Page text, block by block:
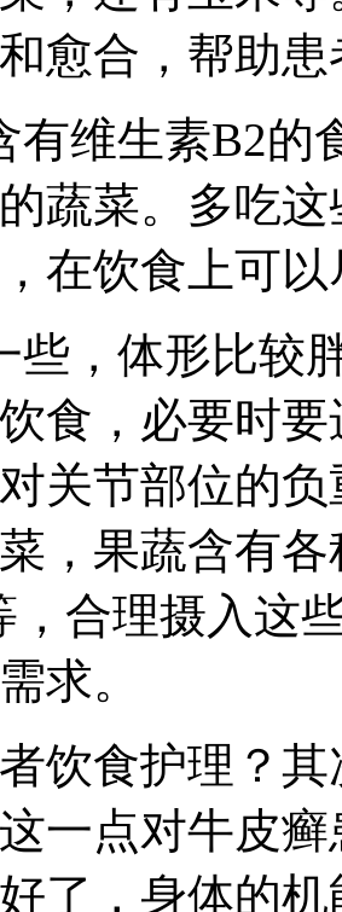
愈合，帮助
有维生素B2的
蔬菜。多吃
在饮食上可
些，体形比较
食，必要时
关节部位的
，果蔬含有
，合理摄入这
求。
饮食护理？
一点对牛皮
了，身体的